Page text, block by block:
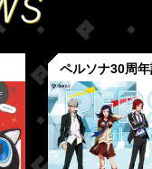
ペルソナ30周